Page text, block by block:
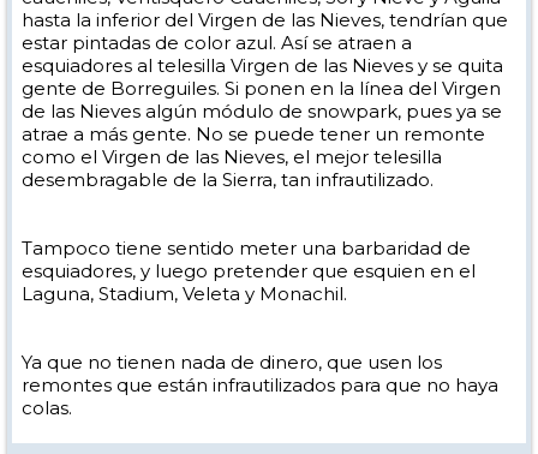
hasta la inferior del Virgen de las Nieves, tendrían que
estar pintadas de color azul. Así se atraen a
esquiadores al telesilla Virgen de las Nieves y se quita
gente de Borreguiles. Si ponen en la línea del Virgen
de las Nieves algún módulo de snowpark, pues ya se
atrae a más gente. No se puede tener un remonte
como el Virgen de las Nieves, el mejor telesilla
desembragable de la Sierra, tan infrautilizado.
Tampoco tiene sentido meter una barbaridad de
esquiadores, y luego pretender que esquien en el
Laguna, Stadium, Veleta y Monachil.
Ya que no tienen nada de dinero, que usen los
remontes que están infrautilizados para que no haya
colas.